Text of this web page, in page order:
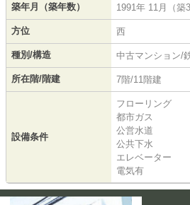
築年月（築年数） 1991年 11月（築
方位 西
種別/構造 中古マンション/
所在階/階建 7階/11階建
設備条件
フローリング
都市ガス
公営水道
公共下水
エレベーター
電気有